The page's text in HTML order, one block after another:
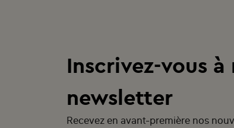
Inscrivez-vous
newsletter
Recevez en avant-première nos